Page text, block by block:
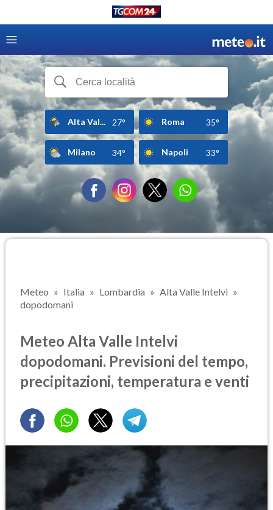
Alta Val... 27° Roma 35°
Milano 34° Napoli 33°
Meteo Italia Lombardia
Alta Valle Intelvi
dopodomani
Meteo Alta Valle Intelvi
dopodomani. Previsioni del tempo,
precipitazioni, temperatura e venti